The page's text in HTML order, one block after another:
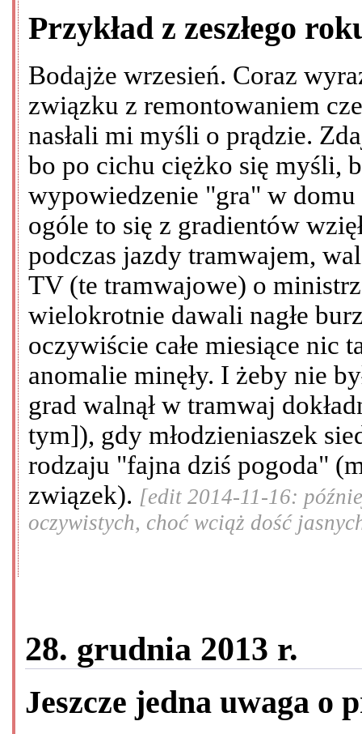
Przykład z zeszłego
Bodajże wrzesień. Coraz
związku z remontowaniem
nasłali mi myśli o prądzie.
bo po cichu ciężko się myśli,
wypowiedzenie "gra" w
ogóle to się z gradientów
podczas jazdy tramwajem,
TV (te tramwajowe) o
wielokrotnie dawali nagłe
oczywiście całe miesiące nic
anomalie minęły. I żeby nie
grad walnął w tramwaj
tym]), gdy młodzieniaszek
rodzaju "fajna dziś pogoda"
związek). [edit 2014-11-16:
oczywistych, choć wciąż dość
28. grudnia 2013 r.
Jeszcze jedna uwaga o